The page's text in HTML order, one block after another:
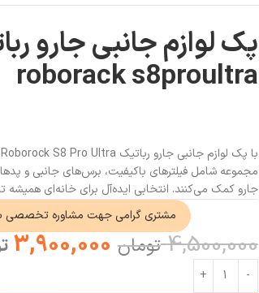
پک لوازم جانبی جارو
roborack s8proultra
مجموعه شامل فیلترهای باکیفیت، برس‌های جانبی و
جارو کمک می‌کنند. انتخابی ایده‌آل برای خانه‌ای
مشتری گرامی جهت مشاوره تخصصی
4,500,000 تومان 3,900,000